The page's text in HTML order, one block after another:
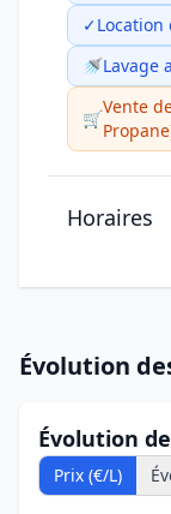
✓Location
🚿Lavage
🛒
Vente
Horaires
Évolution
Évolution
Prix (€/L)